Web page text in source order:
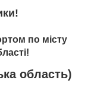
по місту
область)